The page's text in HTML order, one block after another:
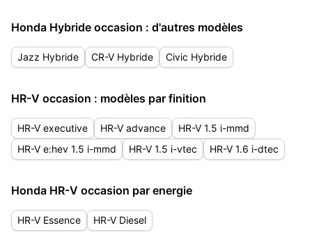
Honda Hybride occasion : d'autres modèles
Jazz Hybride CR-V Hybride Civic Hybride
HR-V occasion : modèles par finition
HR-V executive HR-V advance
HR-V 1.5 i-mmd
HR-V e:hev 1.5 i-mmd
HR-V 1.5 i-vtec HR-V 1.6 i-dtec
Honda HR-V occasion par energie
HR-V Essence HR-V Diesel